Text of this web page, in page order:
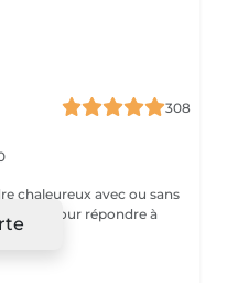
308
chaleureux avec ou sans
pour répondre à